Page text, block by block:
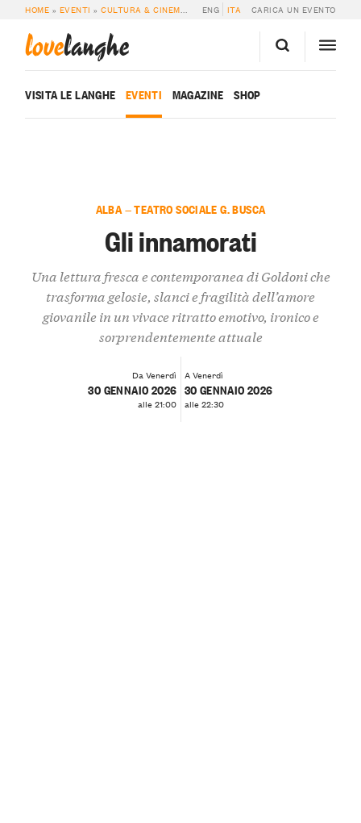
HOME » EVENTI »CULTURA & CINEMA » GLI INNAMORATI
ENG ITA CARICA UN EVENTO
lovelanghe
VISITA LE LANGHE EVENTI MAGAZINE SHOP
ALBA — TEATRO SOCIALE G. BUSCA
Gli innamorati
Una lettura fresca e contemporanea di Goldoni che
trasforma gelosie, slanci e fragilità dell’amore
giovanile in un vivace ritratto emotivo, ironico e
sorprendentemente attuale
Da Venerdì
30 GENNAIO 2026
alle 21:00
A Venerdì
30 GENNAIO 2026
alle 22:30